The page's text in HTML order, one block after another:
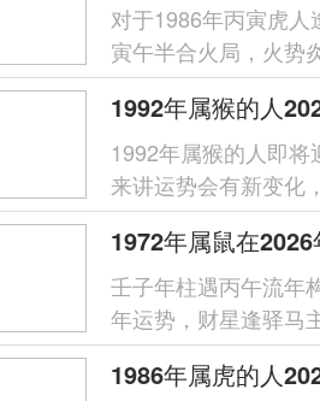
对于1986年丙寅虎
寅午半合火局，火势
财星受克，需防破耗
1992年属猴的人即
来讲运势会有新变化
分析，每个在领域的
壬子年柱遇丙午流年
年运势，财星逢驿马
象，唯借太岁相合之